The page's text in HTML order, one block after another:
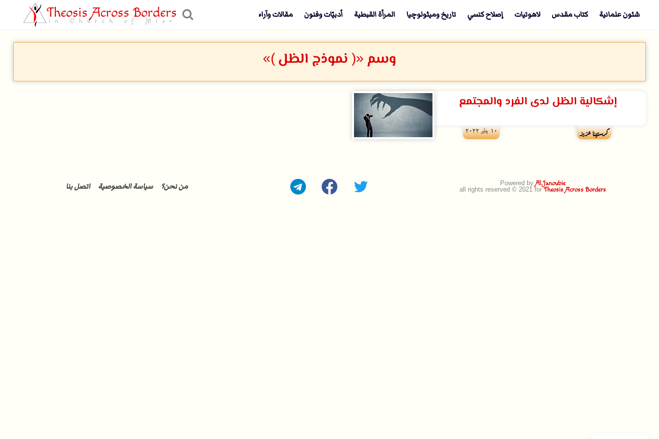
شئون علمانية كتاب مقدس لاهوتيات إصلاح كنسي تاريخ وميثولوچيا المرأة القبطية أدبيّات وفنون مقالات وآراء Theosis Across Borders
in Church of Misr
وسم «( نموذج الظل )»
إشكالية الظل لدى الفرد والمجتمع
كرستينا عزيز ۱۰ يناير ۲۰۲۲
Powered byAl.Janoubie
all rights reserved © 2021 forTheosis Across Borders من نحن؟ سياسة الخصوصية اتصل بنا